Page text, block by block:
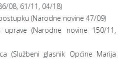
08, 61/11, 04/18)
(Narodne novine 47/09)
(Narodne novine 150/11,
(Službeni glasnik Općine Marija